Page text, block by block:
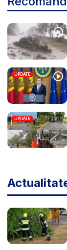
UPDATE
UPDATE